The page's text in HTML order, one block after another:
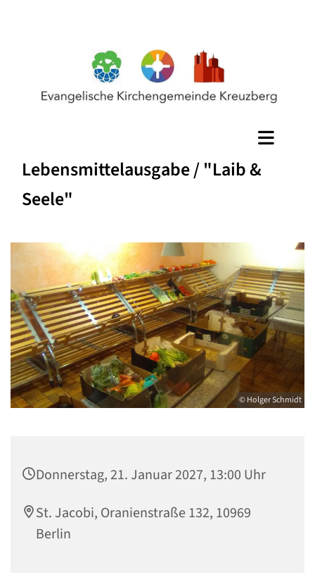
Lebensmittelausgabe / "Laib &
Seele"
© Holger Schmidt
Donnerstag, 21. Januar 2027, 13:00 Uhr
St. Jacobi, Oranienstraße 132, 10969
Berlin